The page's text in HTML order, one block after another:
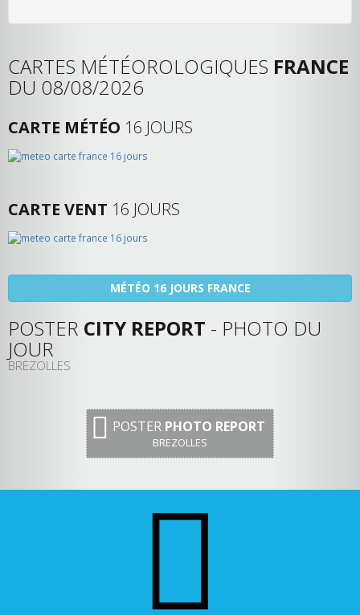
CARTES MÉTÉOROLOGIQUES FRANCE
DU 08/08/2026
CARTE MÉTÉO 16 JOURS
CARTE VENT 16 JOURS
MÉTÉO 16 JOURS FRANCE
POSTER CITY REPORT - PHOTO DU
JOUR
BREZOLLES
POSTER PHOTO REPORT
BREZOLLES